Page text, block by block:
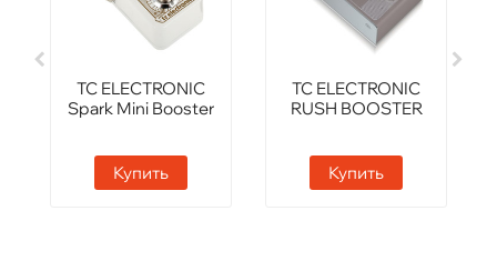
TC ELECTRONIC
Spark Mini Booster
Купить
TC ELECTRONIC
RUSH BOOSTER
Купить